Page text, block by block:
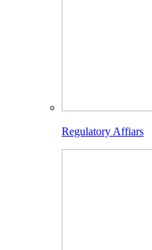
Regulatory Affiars